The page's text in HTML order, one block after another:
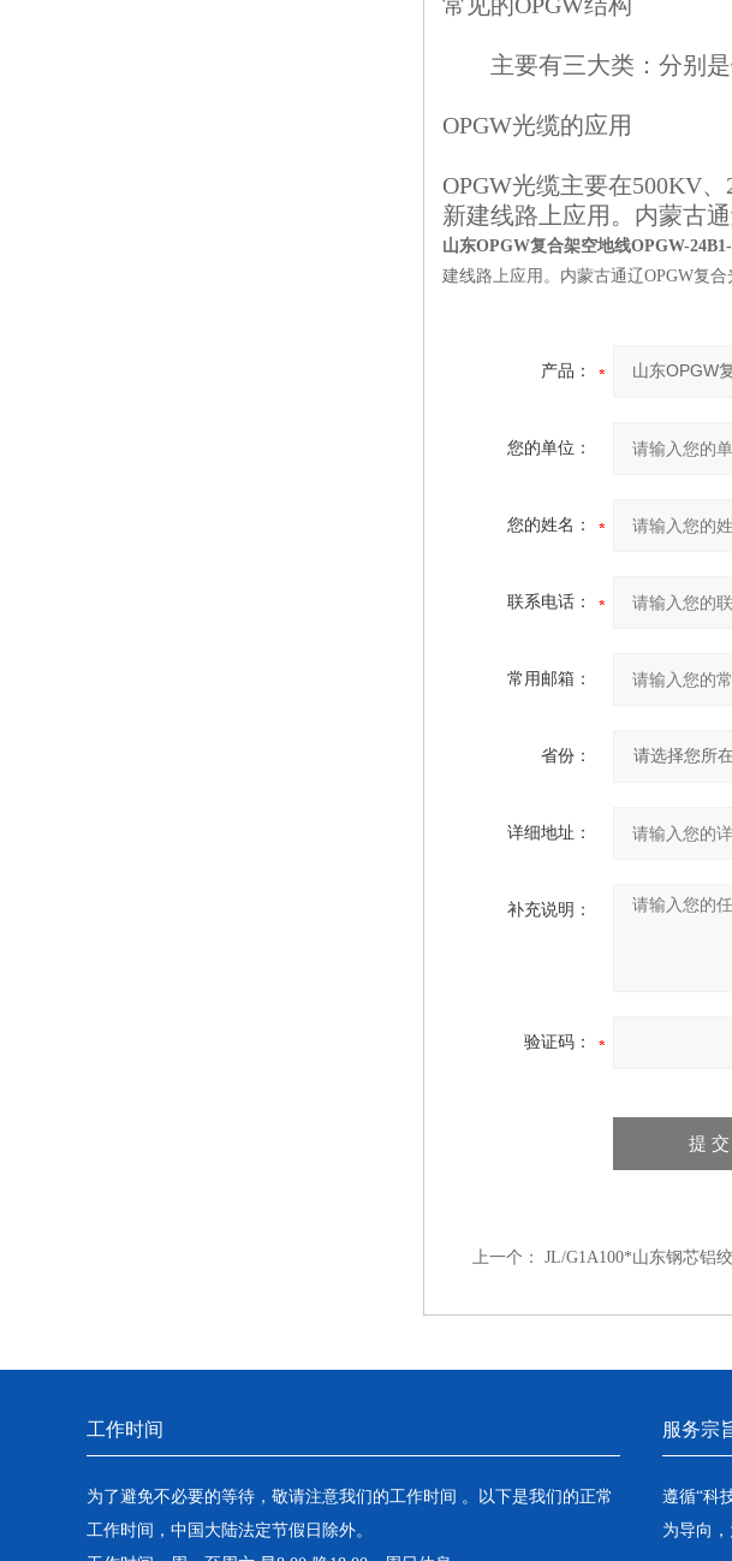
主要有三大类：分别是
OPGW光缆的应用
OPGW光缆主要在500KV、
新建线路上应用。内蒙古
山东OPGW复合架空地线OPGW-
建线路上应用。内蒙古通辽OPGW复
产品：
您的单位：
您的姓名：
联系电话：
常用邮箱：
省份：
详细地址：
补充说明：
验证码：
上一个： JL/G1A100*山东钢芯铝
工作时间
为了避免不必要的等待，敬请注意我们的工作时间 。以下是我们的正常
工作时间，中国大陆法定节假日除外。
服务宗
遵循“科
为导向